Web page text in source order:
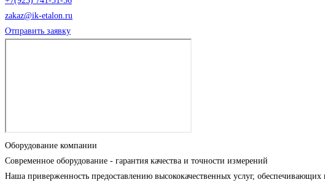
zakaz@ik-etalon.ru
Отправить заявку
Оборудование компании
Современное оборудование - гарантия качества и точности измерений
Наша приверженность предоставлению высококачественных услуг,